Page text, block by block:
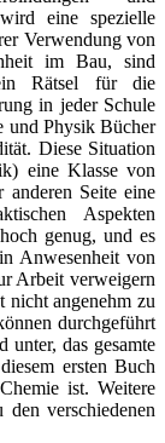
eine spezielle
Verwendung von
im Bau, sind
Rätsel für die
in jeder Schule
und Physik Bücher
Diese Situation
eine Klasse von
Seite eine
Aspekten
genug, und es
Anwesenheit von
Arbeit verweigern
nicht angenehm zu
durchgeführt
das gesamte
ersten Buch
ist. Weitere
verschiedenen